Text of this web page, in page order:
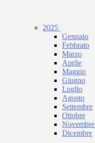
2025
Gennaio
Febbraio
Marzo
Aprile
Maggio
Giugno
Luglio
Agosto
Settembre
Ottobre
Novembre
Dicembre